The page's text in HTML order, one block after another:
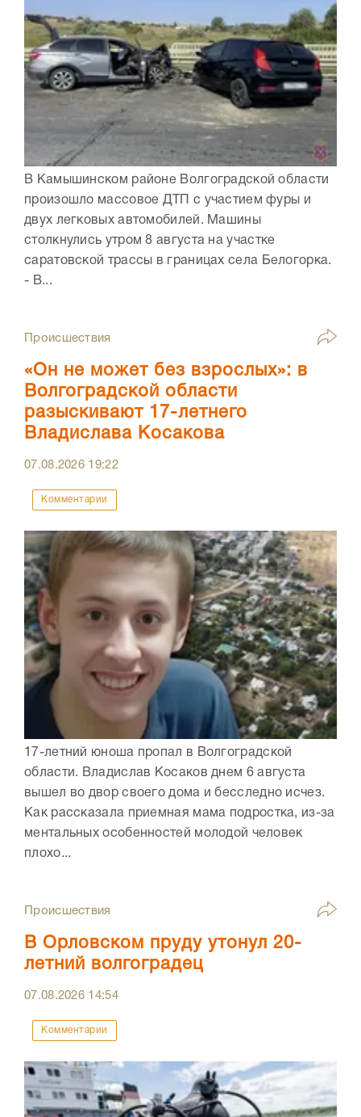
В Камышинском районе Волгоградской области
произошло массовое ДТП с участием фуры и
двух легковых автомобилей. Машины
столкнулись утром 8 августа на участке
саратовской трассы в границах села Белогорка.
- В...
Происшествия
«Он не может без взрослых»: в
Волгоградской области
разыскивают 17-летнего
Владислава Косакова
07.08.2026 19:22
Комментарии
17-летний юноша пропал в Волгоградской
области. Владислав Косаков днем 6 августа
вышел во двор своего дома и бесследно исчез.
Как рассказала приемная мама подростка, из-за
ментальных особенностей молодой человек
плохо...
Происшествия
В Орловском пруду утонул 20-
летний волгоградец
07.08.2026 14:54
Комментарии